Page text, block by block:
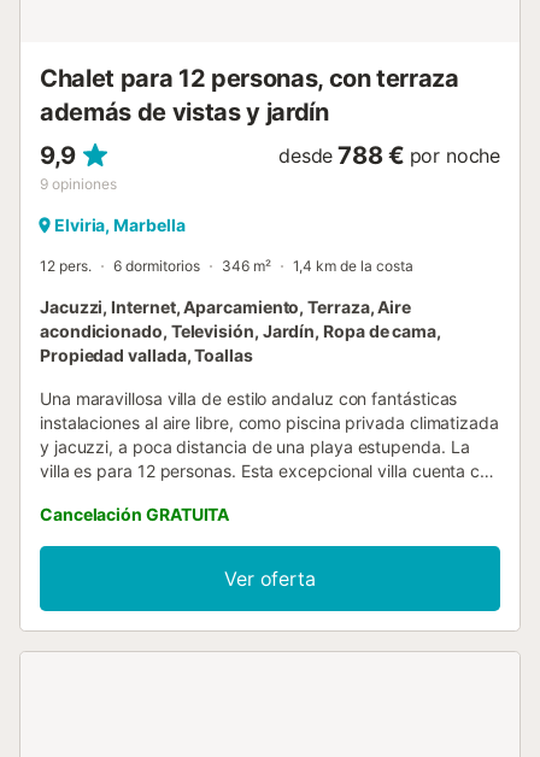
Chalet para 12 personas, con terraza
además de vistas y jardín
9,9
9 opiniones
desde 788 € por noche
Elviria, Marbella
12 pers. 6 dormitorios 346 m² 1,4 km de la costa
Jacuzzi, Internet, Aparcamiento, Terraza, Aire
acondicionado, Televisión, Jardín, Ropa de cama,
Propiedad vallada, Toallas
Una maravillosa villa de estilo andaluz con fantásticas
instalaciones al aire libre, como piscina privada climatizada
y jacuzzi, a poca distancia de una playa estupenda. La
villa es para 12 personas. Esta excepcional villa cuenta con
habitaciones independientes con baño para 4 personas, 4
baños y un aseo para invitados. Está ubicada a 250
metros del Club de Golf Santa María y a menos de 2 km de
la playa. Duermen un total de 12 personas. Esta villa es
única. Una construcción típicamente andaluza con entrada
Cancelación GRATUITA
Ver oferta